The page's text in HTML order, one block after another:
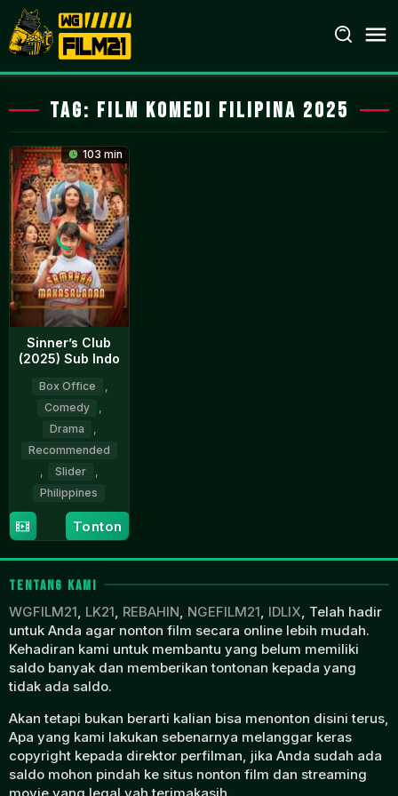
Loncat
ke
konten
Tag: film komedi Filipina 2025
103 min
Sinner’s Club
(2025) Sub Indo
Box Office
Comedy
Drama
Recommended
Slider
Philippines
19
Apr
2025
Benedict
Mique
Tonton
TENTANG KAMI
WGFILM21, LK21, REBAHIN, NGEFILM21, IDLIX, Telah hadir
untuk Anda agar nonton film secara online lebih mudah.
Kehadiran kami untuk membantu yang belum memiliki
saldo banyak dan memberikan tontonan kepada yang
tidak ada saldo.
Akan tetapi bukan berarti kalian bisa menonton disini terus,
Apa yang kami lakukan sebenarnya melanggar keras
copyright kepada direktor perfilman, jika Anda sudah ada
saldo mohon pindah ke situs nonton film dan streaming